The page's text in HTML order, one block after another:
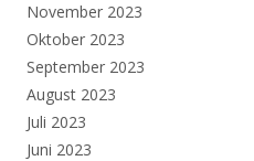
November 2023
Oktober 2023
September 2023
August 2023
Juli 2023
Juni 2023